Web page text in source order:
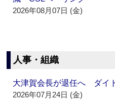
2026年08月07日 (金)
人事・組織
大津賀会長が退任へ ダイ
2026年07月24日 (金)